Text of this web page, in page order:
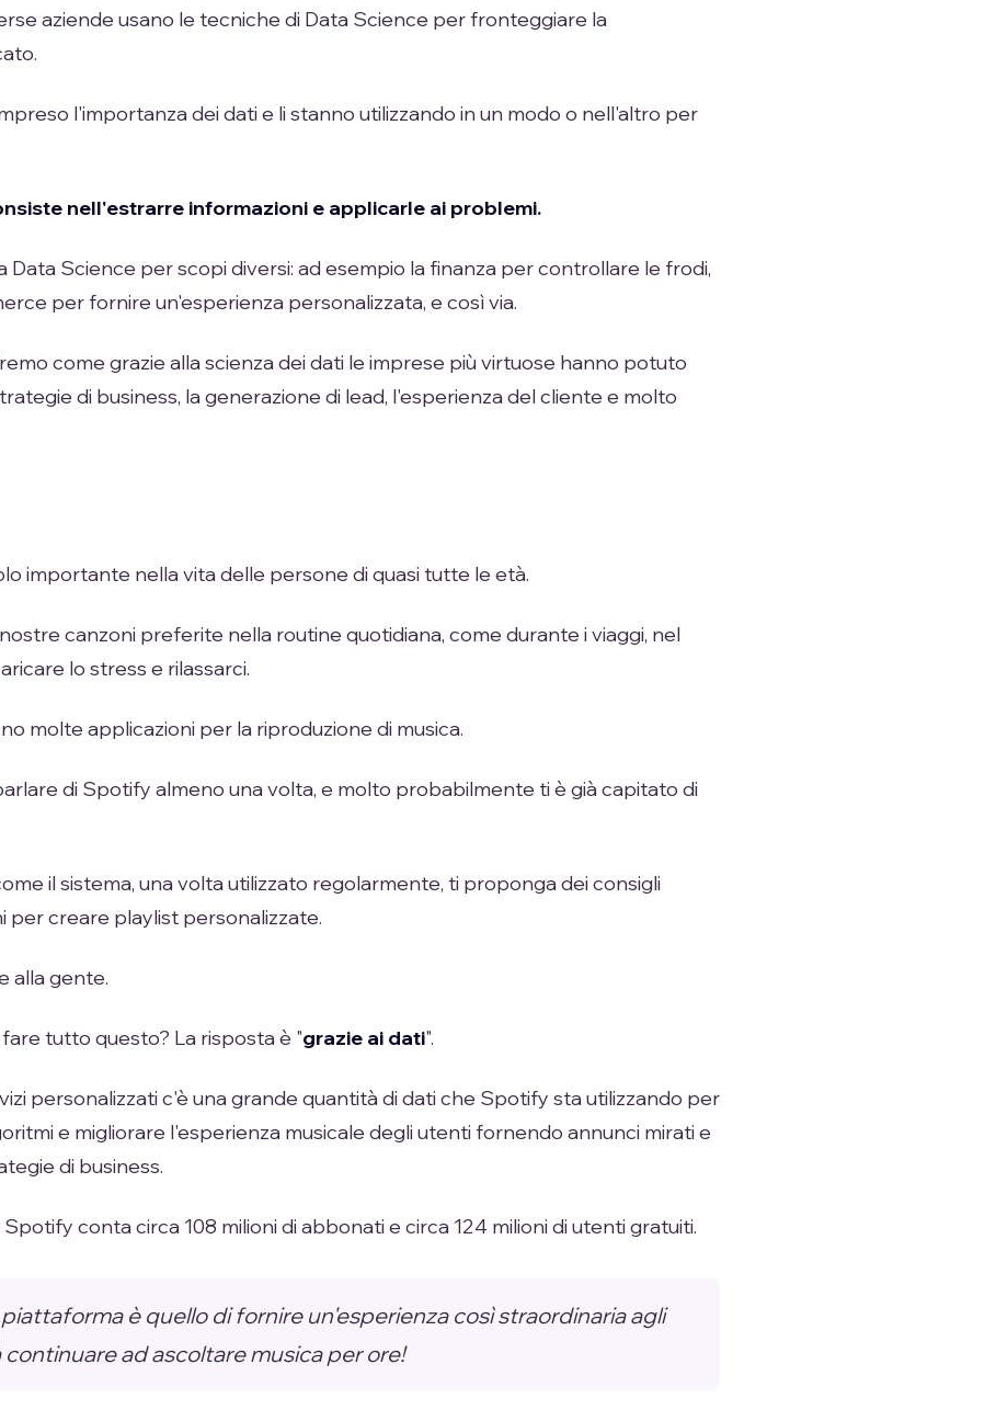
aziende usano le tecniche di Data Science per fronteggiare la
l'importanza dei dati e li stanno utilizzando in un modo o nell'altro per
nell'estrarre informazioni e applicarle ai problemi.
Data Science per scopi diversi: ad esempio la finanza per controllare le frodi,
per fornire un'esperienza personalizzata, e così via.
come grazie alla scienza dei dati le imprese più virtuose hanno potuto
di business, la generazione di lead, l'esperienza del cliente e molto
importante nella vita delle persone di quasi tutte le età.
canzoni preferite nella routine quotidiana, come durante i viaggi, nel
lo stress e rilassarci.
molte applicazioni per la riproduzione di musica.
di Spotify almeno una volta, e molto probabilmente ti è già capitato di
il sistema, una volta utilizzato regolarmente, ti proponga dei consigli
per creare playlist personalizzate.
alla gente.
tutto questo? La risposta è "grazie ai dati".
personalizzati c'è una grande quantità di dati che Spotify sta utilizzando per
e migliorare l'esperienza musicale degli utenti fornendo annunci mirati e
di business.
conta circa 108 milioni di abbonati e circa 124 milioni di utenti gratuiti.
è quello di fornire un'esperienza così straordinaria agli
ad ascoltare musica per ore!